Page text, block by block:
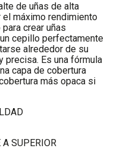
de uñas de alta
el máximo rendimiento
crear uñas
cepillo perfectamente
alrededor de su
precisa. Es una fórmula
capa de cobertura
más opaca si
SUPERIOR